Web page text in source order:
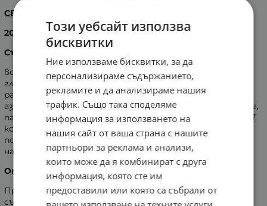
СЕБА МЕД КРЕМ ПРОТИВ СТРИИ
200 мл.
Състав:
вода, масло от Persea gratissima, цетеарил оливат,
глицерин, пентилен гликол, масло от Butyrospermum
parkii, сорбитан оливат, цетилов палмитат,
азиаткозид, азиатична киселина, мадеказична киселина,
палмитоил олигопептид, палмитоил тетрапептид-7,
коко глюкозид, натриев карбомер, натриев
полиакрилат, бутилен гликол, натриев лактат,
натриев цитрат, парфюм.
Описание:
Предотвратява появата на нови и намалява
съществуващите стрии.
Този уебсайт използва
бисквитки
Ние използваме бисквитки, за да
персонализираме съдържанието,
рекламите и да анализираме нашия
трафик. Също така споделяме
информация за използването на
нашия сайт от ваша страна с нашите
партньори за реклама и анализи,
които може да я комбинират с друга
информация, която сте им
предоставили или която са събрали от